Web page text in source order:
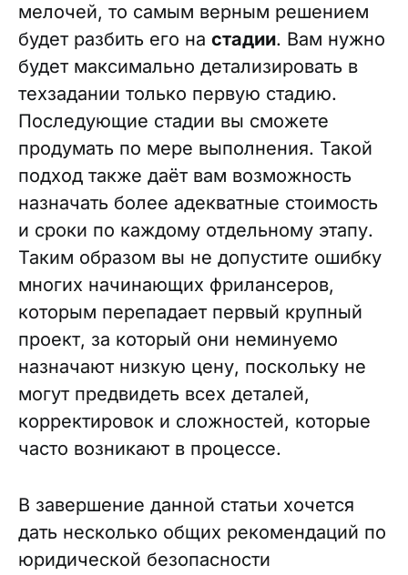
мелочей, то самым верным решением
будет разбить его на стадии. Вам нужно
будет максимально детализировать в
техзадании только первую стадию.
Последующие стадии вы сможете
продумать по мере выполнения. Такой
подход также даёт вам возможность
назначать более адекватные стоимость
и сроки по каждому отдельному этапу.
Таким образом вы не допустите ошибку
многих начинающих фрилансеров,
которым перепадает первый крупный
проект, за который они неминуемо
назначают низкую цену, поскольку не
могут предвидеть всех деталей,
корректировок и сложностей, которые
часто возникают в процессе.
В завершение данной статьи хочется
дать несколько общих рекомендаций по
юридической безопасности